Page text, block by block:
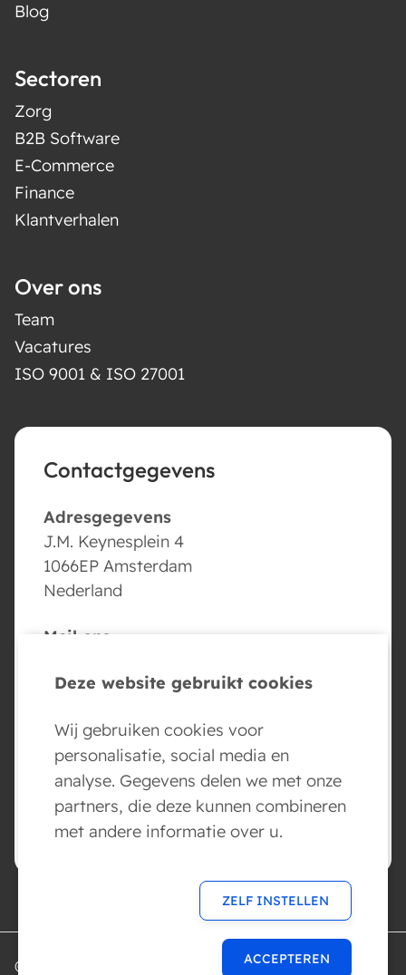
Blog
Sectoren
Zorg
B2B Software
E-Commerce
Finance
Klantverhalen
Over ons
Team
Vacatures
ISO 9001 & ISO 27001
Contactgegevens
Adresgegevens
J.M. Keynesplein 4
1066EP Amsterdam
Nederland
Mail ons
BOEK NU JE AI AGENT DEMO
© 2026 Conversed AI
Deze website gebruikt cookies
Wij gebruiken cookies voor
personalisatie, social media en
analyse. Gegevens delen we met onze
partners, die deze kunnen combineren
met andere informatie over u.
ZELF INSTELLEN
ACCEPTEREN